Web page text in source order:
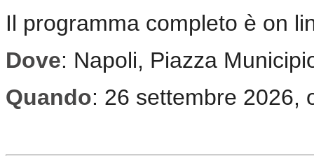
Il programma completo è on
Dove: Napoli, Piazza
Quando: 26 settembre 2026,